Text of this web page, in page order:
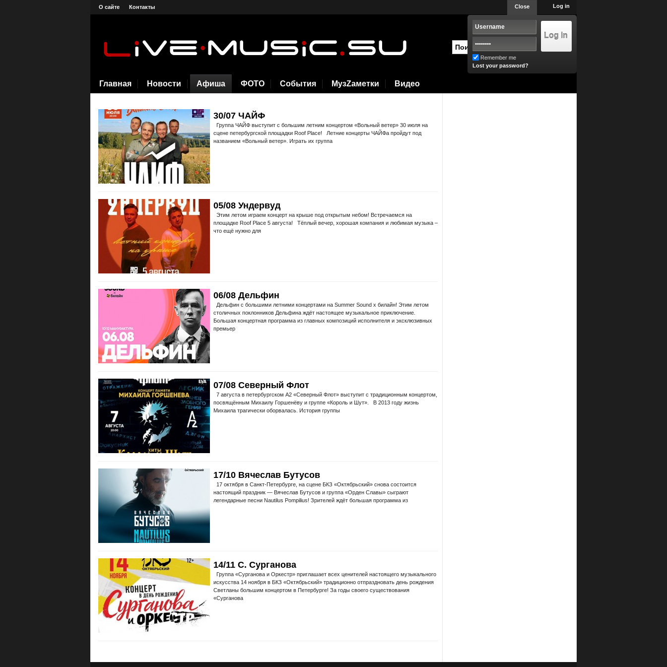
О сайте Контакты Log in
Close
Remember me
Lost your password?
Главная Новости Афиша ФОТО События МузZаметки Видео
30/07 ЧАЙФ
Группа ЧАЙФ выступит с большим летним концертом «Вольный ветер» 30 июля на
сцене петербургской площадки Roof Place! Летние концерты ЧАЙФа пройдут под
названием «Вольный ветер». Играть их группа
05/08 Ундервуд
Этим летом играем концерт на крыше под открытым небом! Встречаемся на
площадке Roof Place 5 августа! Тёплый вечер, хорошая компания и любимая музыка –
что ещё нужно для
06/08 Дельфин
Дельфин с большими летними концертами на Summer Sound x билайн! Этим летом
столичных поклонников Дельфина ждёт настоящее музыкальное приключение.
Большая концертная программа из главных композиций исполнителя и эксклюзивных
премьер
07/08 Северный Флот
7 августа в петербургском A2 «Северный Флот» выступит с традиционным концертом,
посвящённым Михаилу Горшенёву и группе «Король и Шут». В 2013 году жизнь
Михаила трагически оборвалась. История группы
17/10 Вячеслав Бутусов
17 октября в Санкт-Петербурге, на сцене БКЗ «Октябрьский» снова состоится
настоящий праздник — Вячеслав Бутусов и группа «Орден Славы» сыграют
легендарные песни Nautilus Pompilius! Зрителей ждёт большая программа из
14/11 С. Сурганова
Группа «Сурганова и Оркестр» приглашает всех ценителей настоящего музыкального
искусства 14 ноября в БКЗ «Октябрьский» традиционно отпраздновать день рождения
Светланы большим концертом в Петербурге! За годы своего существования
«Сурганова